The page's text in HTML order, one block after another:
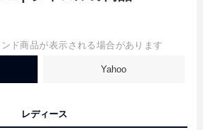
ド商品が表示される場合があります
Yahoo
レディース